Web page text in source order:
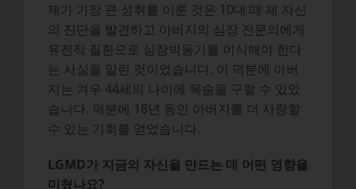
제가 가장 큰 성취를 이룬 것은 10대 때 제 자신
의 진단을 발견하고 아버지의 심장 전문의에게
유전적 질환으로 심장박동기를 이식해야 한다
는 사실을 알린 것이었습니다. 이 덕분에 아버
지는 겨우 44세의 나이에 목숨을 구할 수 있었
습니다. 덕분에 18년 동안 아버지를 더 사랑할
수 있는 기회를 얻었습니다.
LGMD가 지금의 자신을 만드는 데 어떤 영향을
미쳤나요?